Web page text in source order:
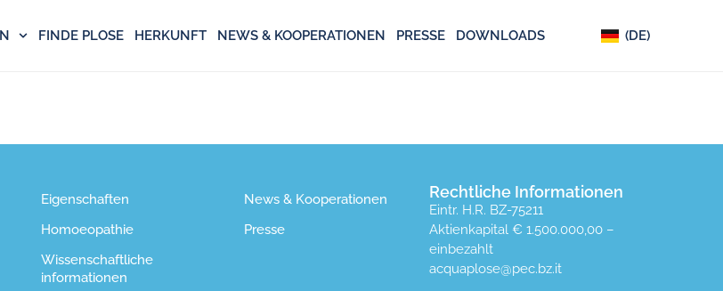
FINDE PLOSE HERKUNFT NEWS & KOOPERATIONEN PRESSE DOWNLOADS (DE)
(EN)
Eigenschaften
Homoeopathie
Wissenschaftliche
informationen
News & Kooperationen
Presse
Rechtliche Informationen
Eintr. H.R. BZ-75211
Aktienkapital € 1.500.000,00 –
einbezahlt
acquaplose@pec.bz.it